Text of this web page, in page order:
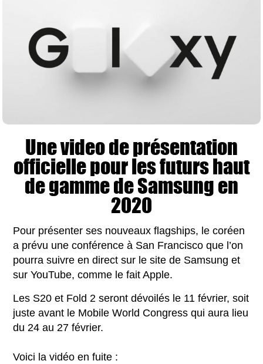
Une video de présentation
officielle pour les futurs haut
de gamme de Samsung en
2020
Pour présenter ses nouveaux flagships, le coréen
a prévu une conférence à San Francisco que l’on
pourra suivre en direct sur le site de Samsung et
sur YouTube, comme le fait Apple.
Les S20 et Fold 2 seront dévoilés le 11 février, soit
juste avant le Mobile World Congress qui aura lieu
du 24 au 27 février.
Voici la vidéo en fuite :